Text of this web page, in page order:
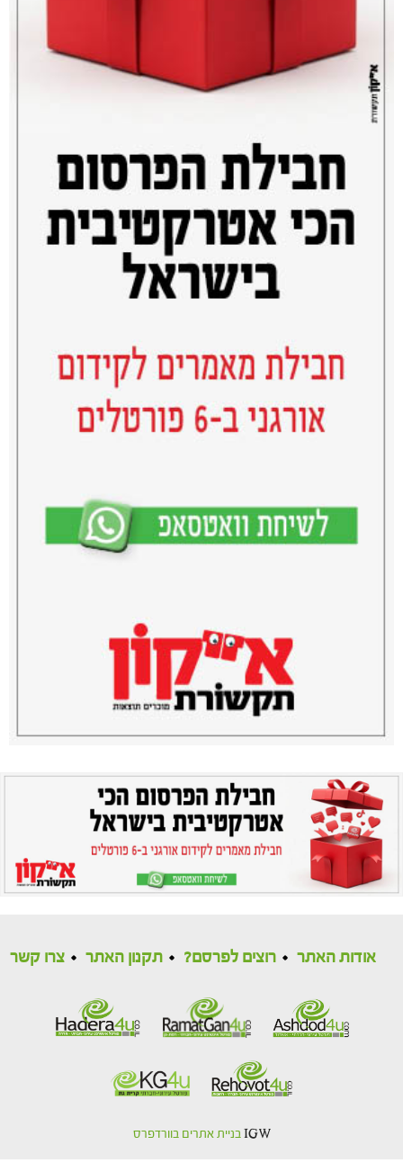
אודות האתר רוצים לפרסם? תקנון האתר צרו קשר
IGW בניית אתרים בוורדפרס